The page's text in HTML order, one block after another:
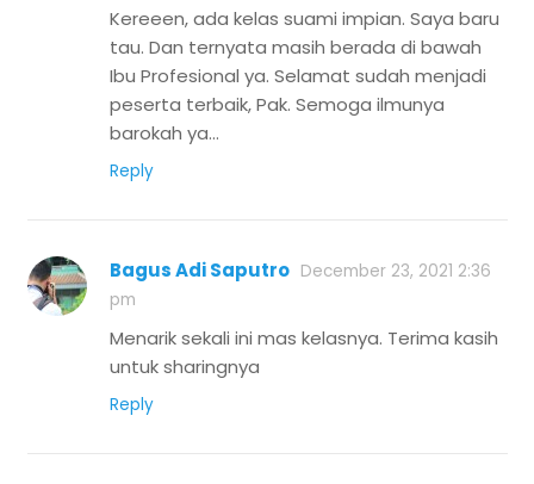
Kereeen, ada kelas suami impian. Saya baru
tau. Dan ternyata masih berada di bawah
Ibu Profesional ya. Selamat sudah menjadi
peserta terbaik, Pak. Semoga ilmunya
barokah ya…
Reply
Bagus Adi Saputro December 23, 2021 2:36
pm
Menarik sekali ini mas kelasnya. Terima kasih
untuk sharingnya
Reply